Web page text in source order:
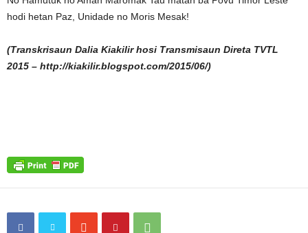
hodi hetan Paz, Unidade no Moris Mesak!
(Transkrisaun Dalia Kiakilir hosi Transmisaun Direta TVTL
2015 – http://kiakilir.blogspot.com/2015/06/)